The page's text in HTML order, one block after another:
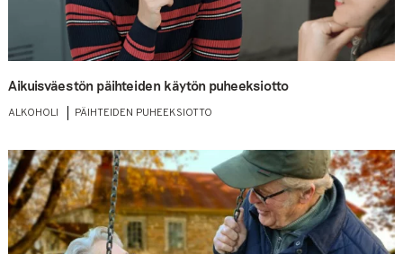
Aikuisväestön päihteiden käytön puheeksiotto
ALKOHOLI PÄIHTEIDEN PUHEEKSIOTTO